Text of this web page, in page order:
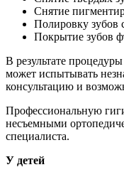
Снятие
Полировку
Покрытие зубов
В результате
может испытывать
консультацию и
Профессиональную
несъемными
специалиста.
У детей